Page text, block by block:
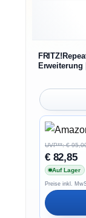
Ersparnis
UVP**: €
€ 82,85
Auf Lager
Preise inkl.